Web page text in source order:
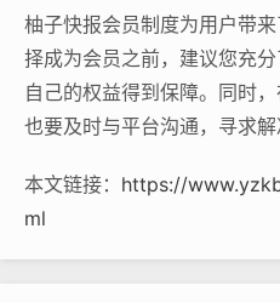
柚子快报会员制度为用户带
择成为会员之前，建议您充
自己的权益得到保障。同时
也要及时与平台沟通，寻求解
本文链接： https://
ml